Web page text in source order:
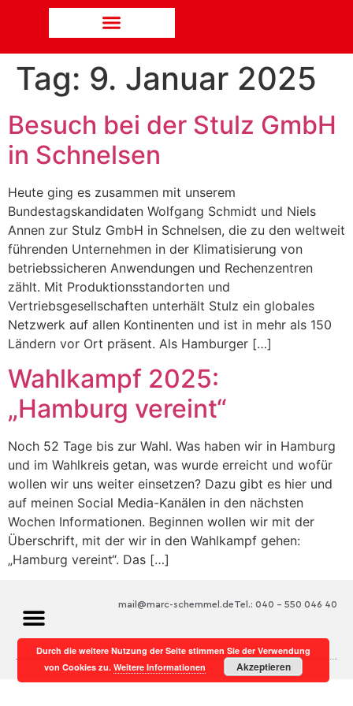
Tag: 9. Januar 2025
Besuch bei der Stulz GmbH
in Schnelsen
Heute ging es zusammen mit unserem
Bundestagskandidaten Wolfgang Schmidt und Niels
Annen zur Stulz GmbH in Schnelsen, die zu den weltweit
führenden Unternehmen in der Klimatisierung von
betriebssicheren Anwendungen und Rechenzentren
zählt. Mit Produktionsstandorten und
Vertriebsgesellschaften unterhält Stulz ein globales
Netzwerk auf allen Kontinenten und ist in mehr als 150
Ländern vor Ort präsent. Als Hamburger […]
Wahlkampf 2025:
„Hamburg vereint“
Noch 52 Tage bis zur Wahl. Was haben wir in Hamburg
und im Wahlkreis getan, was wurde erreicht und wofür
wollen wir uns weiter einsetzen? Dazu gibt es hier und
auf meinen Social Media-Kanälen in den nächsten
Wochen Informationen. Beginnen wollen wir mit der
Überschrift, mit der wir in den Wahlkampf gehen:
„Hamburg vereint“. Das […]
Tel.: 040 – 550 046 40
mail@marc-schemmel.de
Durch die weitere Nutzung der Seite stimmen Sie der Verwendung
von Cookies zu.Weitere Informationen Akzeptieren